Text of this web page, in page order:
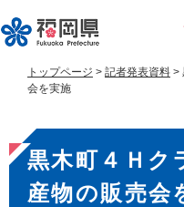
ー
ジ
す
。
ニ
ュ
し
て
トップページ > 記者発表資料 >
会を実施
本
文
黒木町４Ｈク
産物の販売会